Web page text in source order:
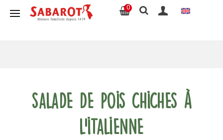
0
Salade de pois chiches à
l’italienne